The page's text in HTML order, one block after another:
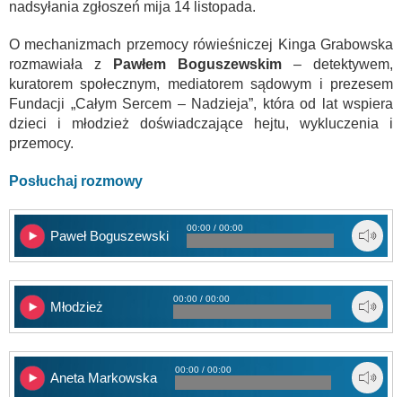
nadsyłania zgłoszeń mija 14 listopada.
O mechanizmach przemocy rówieśniczej Kinga Grabowska
rozmawiała z
Pawłem Boguszewskim – detektywem,
kuratorem społecznym, mediatorem sądowym i prezesem
Fundacji „Całym Sercem – Nadzieja”, która od lat wspiera
dzieci i młodzież doświadczające hejtu, wykluczenia i
przemocy.
Posłuchaj rozmowy
Paweł Boguszewski
00:00 / 00:00
Młodzież
00:00 / 00:00
Aneta Markowska
00:00 / 00:00